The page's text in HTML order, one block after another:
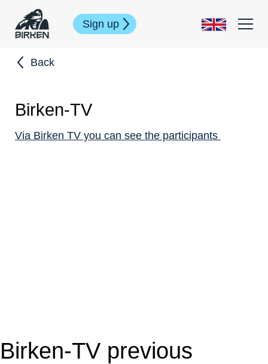
Sign up
Back
Birken-TV
Via Birken TV you can see the participants
Birken-TV previous